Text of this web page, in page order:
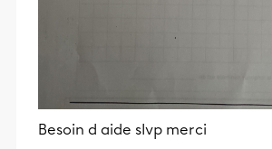
Besoin d aide slvp merci